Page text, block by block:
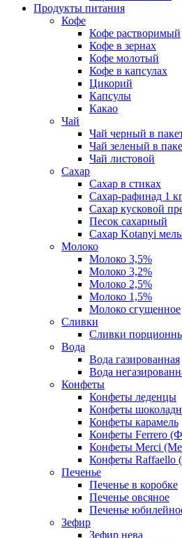
Продукты питания
Кофе
Кофе растворимый
Кофе в зернах
Кофе молотый
Кофе в капсулах
Цикорий
Капсулы
Какао
Чай
Чай черный в
Чай зеленый в
Чай листовой
Сахар
Сахар в стиках
Сахар-рафинад 1
Сахар кусковой
Песок сахарный
Сахар Kotanyi
Молоко
Молоко 3,5%
Молоко 3,2%
Молоко 2,5%
Молоко 1,5%
Молоко сгущенное
Сливки
Сливки
Вода
Вода газированная
Вода
Конфеты
Конфеты леденцы
Конфеты
Конфеты карамель
Конфеты Ferrero
Конфеты Merci
Конфеты Raffaello
Печенье
Печенье в коробке
Печенье овсяное
Печенье
Зефир
Зефир нева